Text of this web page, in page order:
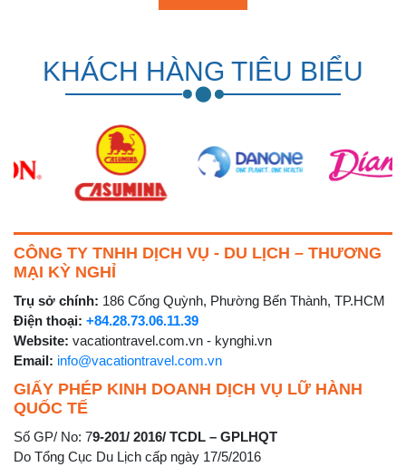
KHÁCH HÀNG TIÊU BIỂU
CÔNG TY TNHH DỊCH VỤ - DU LỊCH – THƯƠNG
MẠI KỲ NGHỈ
Trụ sở chính: 186 Cống Quỳnh, Phường Bến Thành, TP.HCM
Điện thoại: +84.28.73.06.11.39
Website: vacationtravel.com.vn - kynghi.vn
Email: info@vacationtravel.com.vn
GIẤY PHÉP KINH DOANH DỊCH VỤ LỮ HÀNH
QUỐC TẾ
Số GP/ No: 79-201/ 2016/ TCDL – GPLHQT
Do Tổng Cục Du Lịch cấp ngày 17/5/2016